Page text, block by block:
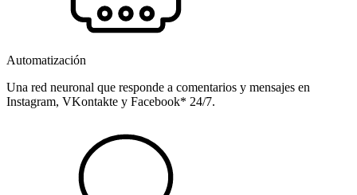
Automatización
Una red neuronal que responde a comentarios y mensajes en
Instagram, VKontakte y Facebook* 24/7.